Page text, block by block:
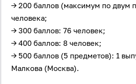
→ 200 баллов (максимум по двум
человека;
→ 300 баллов: 76 человек;
→ 400 баллов: 8 человек;
→ 500 баллов (5 предметов): 1
Малкова (Москва).